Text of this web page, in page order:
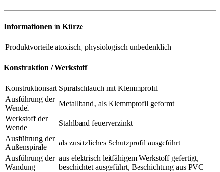
Informationen in Kürze
Produktvorteile atoxisch‚ physiologisch unbedenklich
Konstruktion / Werkstoff
Konstruktionsart Spiralschlauch mit Klemmprofil
Ausführung der
Wendel
Metallband‚ als Klemmprofil geformt
Werkstoff der
Wendel
Stahlband feuerverzinkt
Ausführung der
Außenspirale
als zusätzliches Schutzprofil ausgeführt
Ausführung der
Wandung
aus elektrisch leitfähigem Werkstoff gefertigt,
beschichtet ausgeführt, Beschichtung aus PVC